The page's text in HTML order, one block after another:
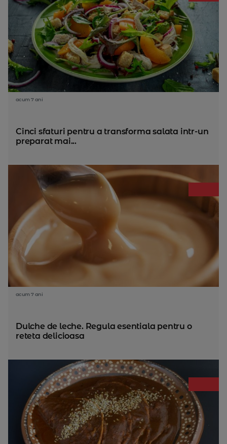
acum 7 ani
Cinci sfaturi pentru a transforma salata intr-un
preparat mai...
acum 7 ani
Dulche de leche. Regula esentiala pentru o
reteta delicioasa